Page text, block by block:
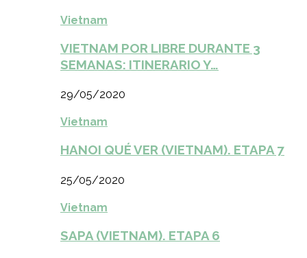
Vietnam
VIETNAM POR LIBRE DURANTE 3
SEMANAS: ITINERARIO Y…
29/05/2020
Vietnam
HANOI QUÉ VER (VIETNAM). ETAPA 7
25/05/2020
Vietnam
SAPA (VIETNAM). ETAPA 6